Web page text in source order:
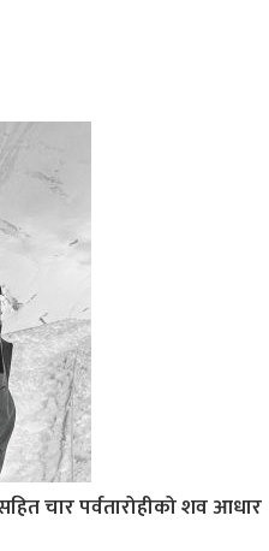
चार पर्वतारोहीको शव आधार